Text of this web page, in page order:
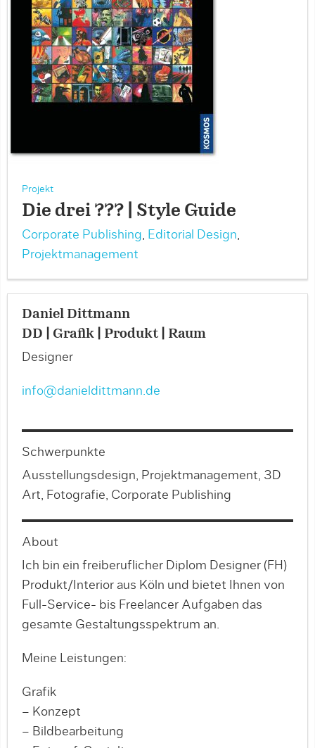
Projekt
Die drei ??? | Style Guide
Corporate Publishing, Editorial Design,
Projektmanagement
Daniel Dittmann
DD | Grafik | Produkt | Raum
Designer
info@danieldittmann.de
Schwerpunkte
Ausstellungsdesign, Projektmanagement, 3D
Art, Fotografie, Corporate Publishing
About
Ich bin ein freiberuflicher Diplom Designer (FH)
Produkt/Interior aus Köln und bietet Ihnen von
Full-Service- bis Freelancer Aufgaben das
gesamte Gestaltungsspektrum an.
Meine Leistungen:
Grafik
– Konzept
– Bildbearbeitung